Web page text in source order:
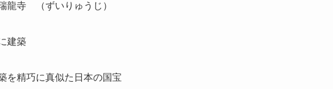
龍寺 （ずいりゅうじ）
建築
を精巧に真似た日本の国宝